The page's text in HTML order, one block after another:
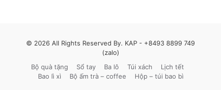
© 2026 All Rights Reserved By. KAP - +8493 8899 749
(zalo)
Bộ quà tặng
Sổ tay Ba lô Túi xách
Lịch tết
Bao lì xì
Bộ ấm trà – coffee Hộp – túi bao bì